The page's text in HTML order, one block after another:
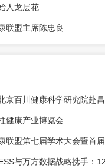
人龙层花
联盟主席陈忠良
健康科学研究院赴昌平区康复辅具展
健康产业博览会
盟第七届学术大会暨首届脊柱
方数据战略携手：12本国际期刊接入